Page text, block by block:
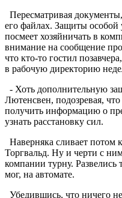
Пересматривая
его файлах. Защиты особой
посмеет хозяйничать в
внимание на сообщение
что кто-то гостил
в рабочую директорию
- Хоть дополнительную
Лютенсвен, подозревая,
получить информацию о
узнать расстановку сил.
Наверняка сливает потом
Торгвальд. Ну и черти с
компании турну. Развелись
мог, на автомате.
Убедившись, что ничего